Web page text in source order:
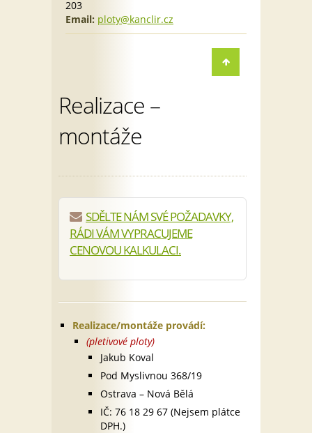
203
Email: ploty@kanclir.cz
Realizace –
montáže
SDĚLTE NÁM SVÉ POŽADAVKY,
RÁDI VÁM VYPRACUJEME
CENOVOU KALKULACI.
Realizace/montáže provádí:
(pletivové ploty)
Jakub Koval
Pod Myslivnou 368/19
Ostrava – Nová Bělá
IČ: 76 18 29 67 (Nejsem plátce
DPH.)